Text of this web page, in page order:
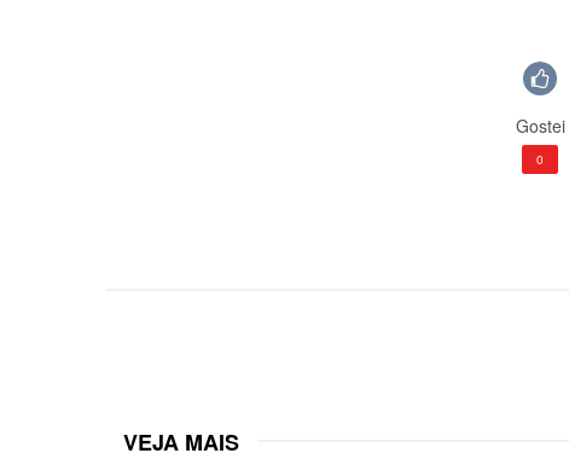
Gostei
0
VEJA MAIS